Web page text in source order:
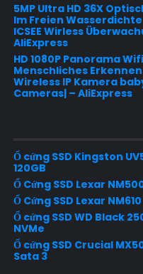
5MP Ultra HD 36X
Im Freien
ICSEE Wirless
AliExpress
HD 1080P Panorama
Menschliches
Wireless IP Kamera
Cameras| – AliExpress
Ổ cứng SSD Kingston
120GB
Ổ Cứng SSD Lexar
Ổ Cứng SSD Lexar
Ổ cứng SSD WD Black
NVMe
Ổ cứng SSD Crucial
Sata 3